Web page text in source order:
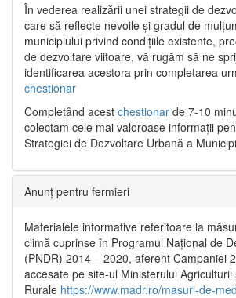
În vederea realizării unei strategii de
care să reflecte nevoile și gradul de
municipiului privind condițiile existente,
de dezvoltare viitoare, vă rugăm să ne
identificarea acestora prin completarea
chestionar
Completând acest chestionar de 7-10
colectam cele mai valoroase informații
Strategiei de Dezvoltare Urbană a
Anunț pentru fermieri
Materialele informative referitoare la
climă cuprinse în Programul Național de
(PNDR) 2014 – 2020, aferent Campaniei
accesate pe site-ul Ministerului Agriculturii
Rurale https://www.madr.ro/masuri-de-